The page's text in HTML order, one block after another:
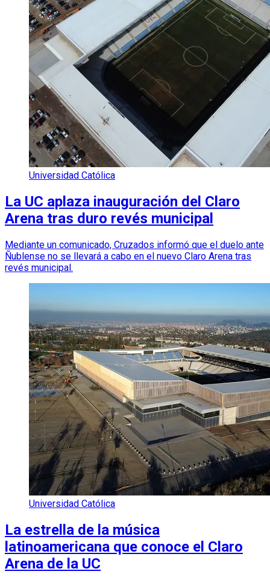
Universidad Católica
La UC aplaza inauguración del Claro
Arena tras duro revés municipal
Mediante un comunicado, Cruzados informó que el duelo ante
Ñublense no se llevará a cabo en el nuevo Claro Arena tras
revés municipal.
Universidad Católica
La estrella de la música
latinoamericana que conoce el Claro
Arena de la UC